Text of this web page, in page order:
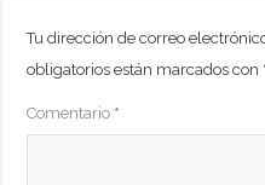
Tu dirección de correo
obligatorios están marcados con
Comentario *